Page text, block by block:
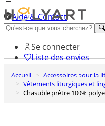
Aide & Contact
Découvrez Premium
Se connecter
Liste des envies
0
Panier
Accueil
Accessoires pour la
Vêtements liturgiques et
Chasuble prêtre 100%